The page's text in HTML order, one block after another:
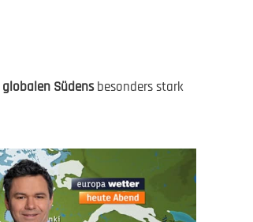
globalen Südensbesonders stark